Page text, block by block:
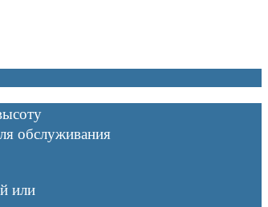
обслуживания
или